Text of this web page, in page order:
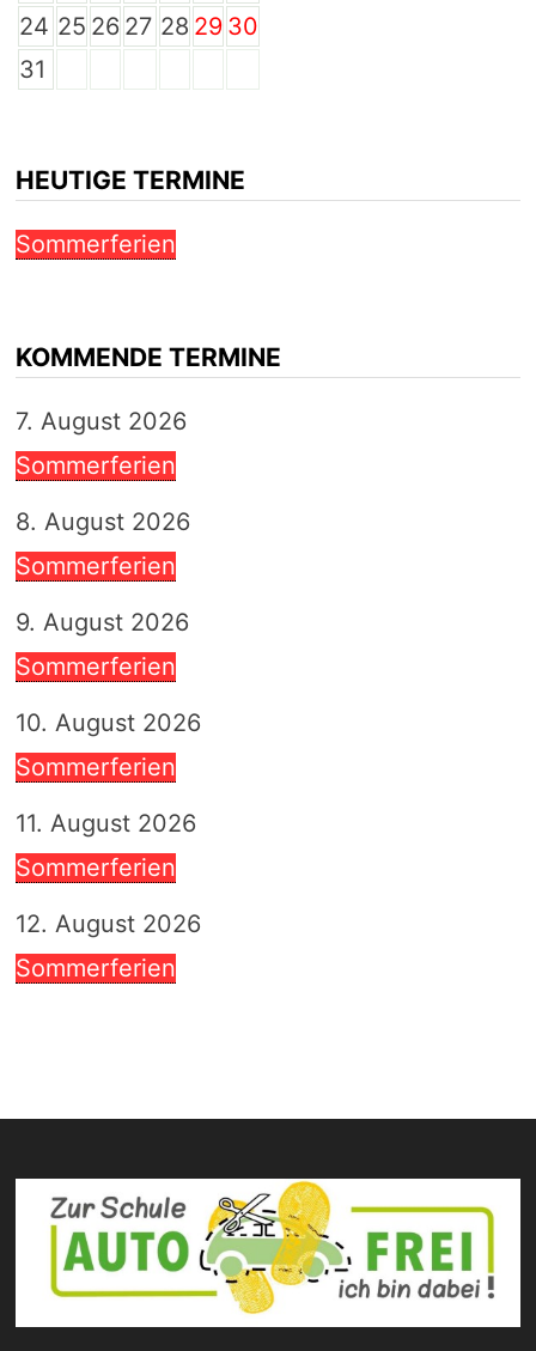
24 25 26 27 28 29 30
31
HEUTIGE TERMINE
Sommerferien
KOMMENDE TERMINE
7. August 2026
Sommerferien
8. August 2026
Sommerferien
9. August 2026
Sommerferien
10. August 2026
Sommerferien
11. August 2026
Sommerferien
12. August 2026
Sommerferien